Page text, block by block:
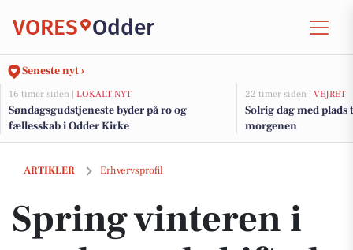
VORES Odder
Seneste nyt ›
16 timer siden | LOKALT NYT
Søndagsgudstjeneste byder på ro og
fællesskab i Odder Kirke
22 timer siden | VEJRET
Solrig dag med
morgenen
ARTIKLER Erhvervsprofil
Spring vinteren i møde med skiftede vinterdæk fra
Spring vinteren i